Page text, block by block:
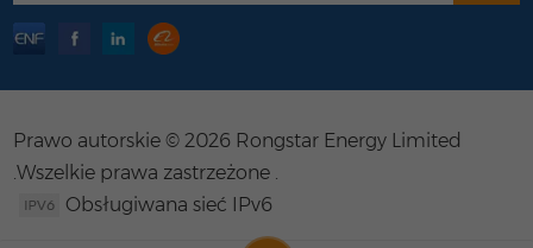
Prawo autorskie © 2026 Rongstar Energy Limited
.Wszelkie prawa zastrzeżone .
Obsługiwana sieć IPv6